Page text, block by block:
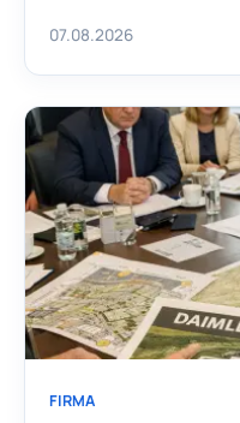
07.08.2026
FIRMA